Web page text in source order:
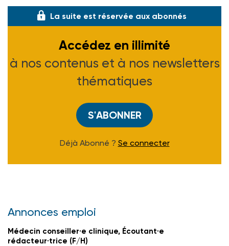
La suite est réservée aux abonnés
Accédez en illimité
à nos contenus et à nos newsletters
thématiques
S'ABONNER
Déjà Abonné ? Se connecter
Annonces emploi
Médecin conseiller·e clinique, Écoutant·e
rédacteur·trice (F/H)